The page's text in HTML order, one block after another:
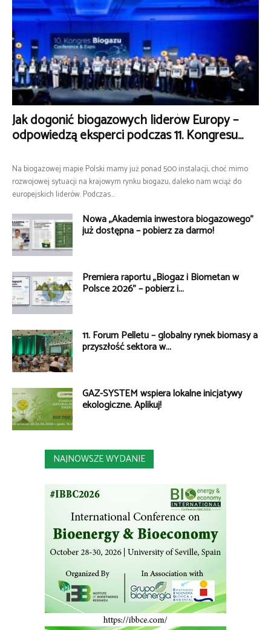
Jak dogonić biogazowych liderów Europy –
odpowiedzą eksperci podczas 11. Kongresu...
Na biogazowej mapie Polski mamy już ponad 500 instalacji, choć mimo
rozwojowej sytuacji na krajowym rynku biogazu, daleko nam wciąż do
europejskich liderów. Podczas...
Nowa „Akademia inwestora biogazowego”
już dostępna – pobierz za darmo!
Premiera raportu „Biogaz i Biometan w
Polsce 2026” – pobierz i...
11. Forum Pelletu – globalny rynek biomasy a
przyszłość sektora w...
GAZ-SYSTEM wspiera lokalne inicjatywy
ekologiczne. Aplikuj!
NAJNOWSZE WYDANIE